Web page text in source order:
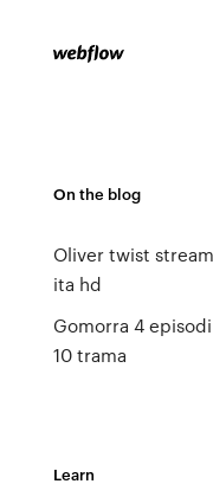
On the blog
Oliver twist
ita hd
Gomorra 4
10 trama
Learn